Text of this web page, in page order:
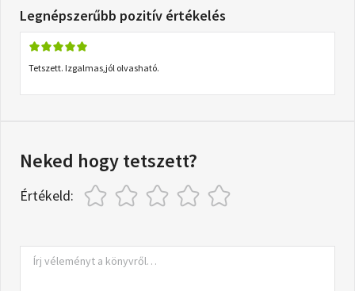
Legnépszerűbb pozitív értékelés
Tetszett. Izgalmas,jól olvasható.
Neked hogy tetszett?
Értékeld: